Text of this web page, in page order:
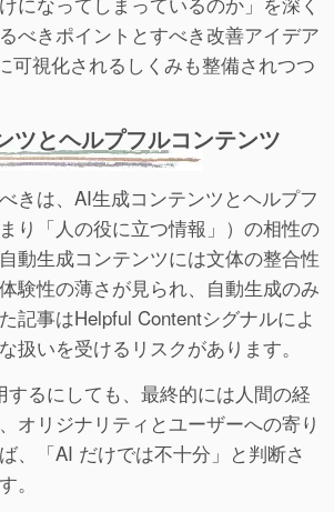
べきポイントとすべき改善アイデア
可視化されるしくみも整備されつつ
ツとヘルプフルコンテンツ
きは、AI生成コンテンツとヘルプフ
り「人の役に立つ情報」）の相性の
動生成コンテンツには文体の整合性
験性の薄さが見られ、自動生成のみ
記事はHelpful Contentシグナルによ
扱いを受けるリスクがあります。
るにしても、最終的には人間の経
オリジナリティとユーザーへの寄り
、「AI だけでは不十分」と判断さ
。